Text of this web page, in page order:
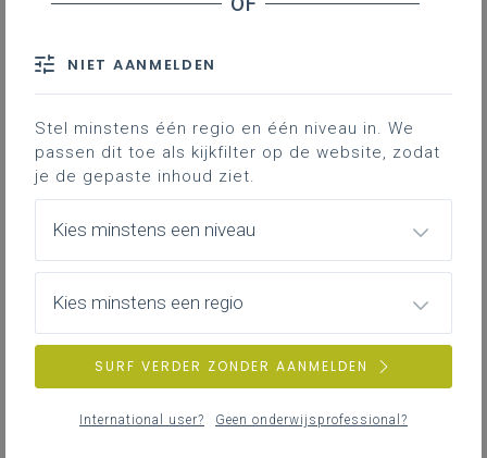
Leerlingen delen hun ervaringen in de
doeltaal via een blog en lezen/reageren
op elkaars blogs.
Gebruik en/of activiteiten
Met bloggingtools kunnen leerlingen met of zonder
beeldmateriaal hun ervaringen op een website
hen als leerkracht bijvoorbeeld elke dag een ervaring
NIET AANMELDEN
Stel minstens één regio en één niveau in. We
passen dit toe als kijkfilter op de website, zodat
je de gepaste inhoud ziet.
Kies minstens een niveau
Kies minstens een regio
SURF VERDER ZONDER AANMELDEN
International user? Geen onderwijsprofessional?